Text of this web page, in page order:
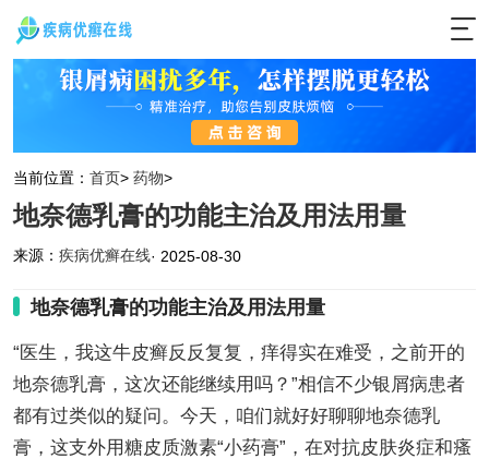
当前位置： 首页> 药物>
地奈德乳膏的功能主治及用法用量
来源： 疾病优癣在线· 2025-08-30
地奈德乳膏的功能主治及用法用量
“医生，我这牛皮癣反反复复，痒得实在难受，之前开的
地奈德乳膏，这次还能继续用吗？”相信不少银屑病患者
都有过类似的疑问。今天，咱们就好好聊聊地奈德乳
膏，这支外用糖皮质激素“小药膏”，在对抗皮肤炎症和瘙